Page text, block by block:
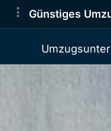
Günstiges